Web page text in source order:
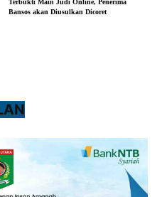
Terbukti Main Judi Online, Penerima
Bansos akan Diusulkan Dicoret